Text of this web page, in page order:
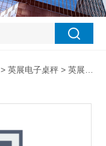
>英展电子桌秤 > 英展一级代理商火影英展ACS-7.5kgW（SA）单个物体精准计重电子桌秤，选配RS232，LED三色灯